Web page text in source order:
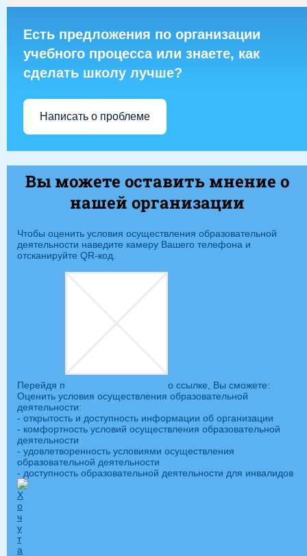
Есть предложения по организации
учебного процесса или знаете, как
сделать школу лучше?
Написать о проблеме
Вы можете оставить мнение о
нашей организации
Чтобы оценить условия осуществления образовательной
деятельности наведите камеру Вашего телефона и
отсканируйте QR-код.
Перейдя п
о ссылке, Вы сможете:
Оценить условия осуществления образовательной
деятельности:
- открытость и доступность информации об организации
- комфортность условий осуществления образовательной
деятельности
- удовлетворенность условиями осуществления
образовательной деятельности
- доступность образовательной деятельности для инвалидов